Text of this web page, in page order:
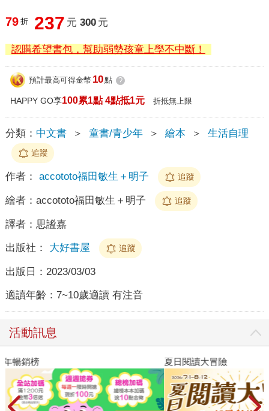
79 折 237 元 300 元
認購希望書包，幫助弱勢孩童上學不中斷！
預計最高可得金幣 10點 ?
HAPPY GO享100累1點 4點抵1元 折抵無上限
分類： 中文書 ＞ 童書/青少年 ＞ 繪本 ＞ 生活自理
追蹤
作者： accototo福田敏生＋明子 追蹤
繪者： accototo福田敏生＋明子 追蹤
譯者： 思謐嘉
出版社： 大好書屋 追蹤
出版日： 2023/03/03
適讀年齡： 7~10歲適讀 有注音
活動訊息
夏日閱讀大冒險